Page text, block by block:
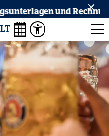
im Umlauf